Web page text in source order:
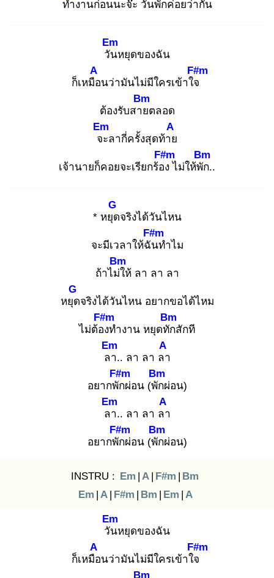
ทำงานก่อนนะจ๊ะ วันพักค่อยว่ากัน
วัน
Em
หยุดของฉัน
ก็เหมือ
A
นว่ามันไม่มีใครเข้าใจ
F#m
ต้องรับสาย
Bm
ตลอด
จะ
Em
ลากี่ครั้งสุดท้าย
A
เจ้านายก็คอยจะเรียกร้อง
F#m
ไม่ให้พัก
Bm
..
* หยุด
G
จริงได้วันไหน
จะมีเวลาให้ฉัน
F#m
ทำไม
ถ้าไม่ใ
Bm
ห้ ลา ลา ลา
หยุด
G
จริงได้วันไหน อยากขอได้ไหม
ไม่ต้อง
F#m
ทำงาน หยุดทัก
Bm
สักที
ลา
Em
.. ลา ลา ลา
A
อยากพัก
F#m
ผ่อน (พัก
Bm
ผ่อน)
ลา
Em
.. ลา ลา ลา
A
อยากพัก
F#m
ผ่อน (พัก
Bm
ผ่อน)
INSTRU : Em | A | F#m | Bm
Em | A | F#m | Bm | Em | A
วัน
Em
หยุดของฉัน
ก็เหมือ
A
นว่ามันไม่มีใครเข้าใจ
F#m
Bm